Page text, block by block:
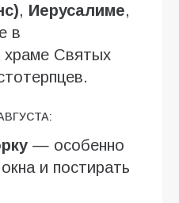
, Иерусалиме,
в
храме Святых
— особенно
и постирать